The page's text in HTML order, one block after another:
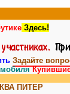
Здесь!
Задайте
Купившие
ПИТЕР